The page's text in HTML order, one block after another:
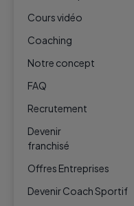
Cours vidéo
Coaching
Notre concept
FAQ
Recrutement
Devenir
franchisé
Offres Entreprises
Devenir Coach Sportif